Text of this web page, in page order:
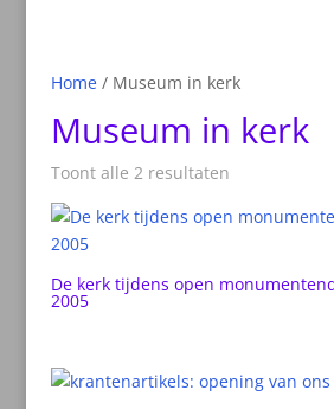
Home/ Museum in kerk
Museum in kerk
Toont alle 2 resultaten
De kerk tijdens open
2005